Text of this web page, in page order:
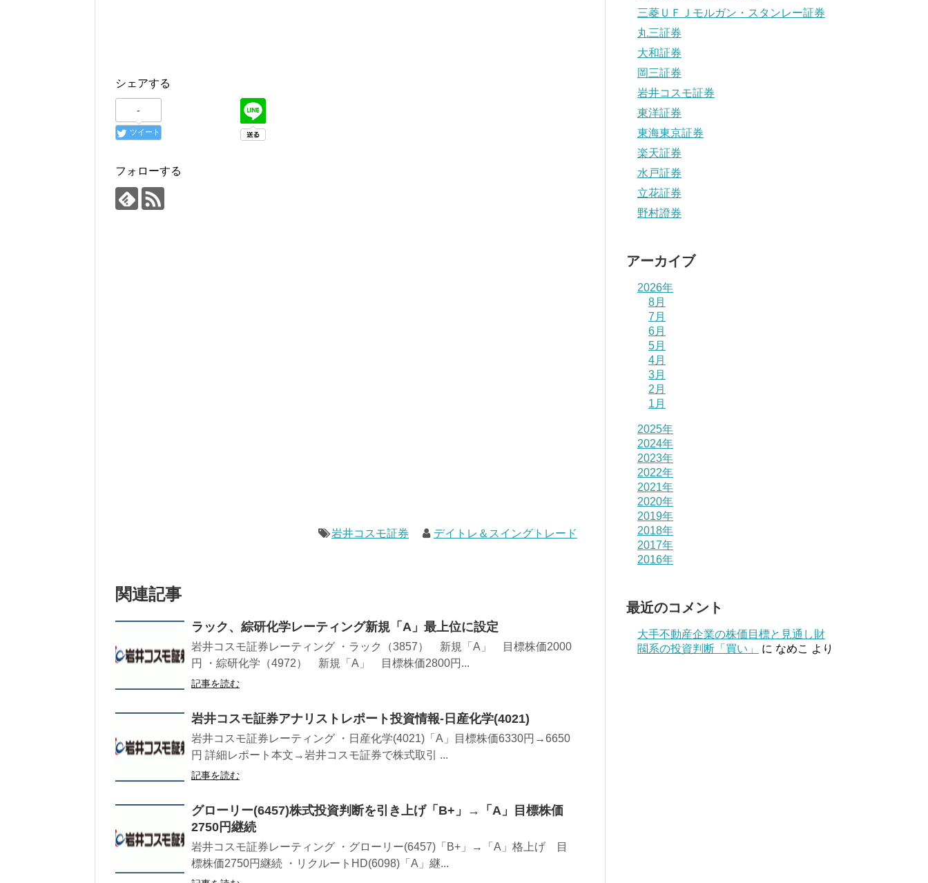
シェアする
-
ツイート
フォローする
岩井コスモ証券 デイトレ＆スイングトレード
関連記事
ラック、綜研化学レーティング新規「A」最上位に設定
岩井コスモ証券レーティング ・ラック（3857） 新規「A」 目標株価2000
円 ・綜研化学（4972） 新規「A」 目標株価2800円...
記事を読む
岩井コスモ証券アナリストレポート投資情報-日産化学(4021)
岩井コスモ証券レーティング ・日産化学(4021)「A」目標株価6330円→6650
円 詳細レポート本文→岩井コスモ証券で株式取引 ...
記事を読む
グローリー(6457)株式投資判断を引き上げ「B+」→「A」目標株価
2750円継続
岩井コスモ証券レーティング ・グローリー(6457)「B+」→「A」格上げ 目
標株価2750円継続 ・リクルートHD(6098)「A」継...
三菱ＵＦＪモルガン・スタンレー証券
丸三証券
大和証券
岡三証券
岩井コスモ証券
東洋証券
東海東京証券
楽天証券
水戸証券
立花証券
野村證券
アーカイブ
2026年
8月
7月
6月
5月
4月
3月
2月
1月
2025年
2024年
2023年
2022年
2021年
2020年
2019年
2018年
2017年
2016年
最近のコメント
大手不動産企業の株価目標と見通し財
閥系の投資判断「買い」
に なめこ より